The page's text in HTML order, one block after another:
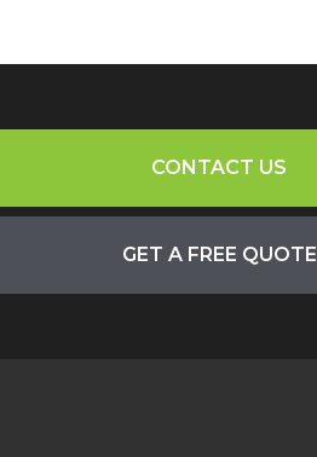
CONTACT US
GET A FREE QUOTE